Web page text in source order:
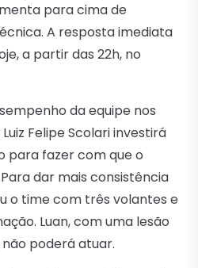
para cima de
A resposta imediata
a partir das 22h, no
da equipe nos
Felipe Scolari investirá
para fazer com que o
dar mais consistência
o time com três volantes e
Luan, com uma lesão
poderá atuar.